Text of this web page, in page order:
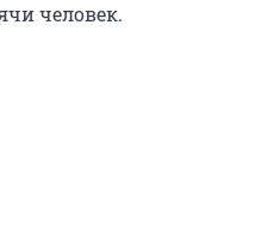
человек.